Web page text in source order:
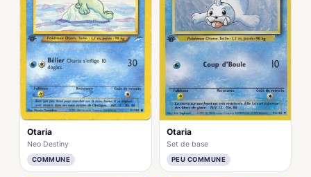
Otaria
Neo Destiny
COMMUNE
Otaria
Set de base
PEU COMMUNE